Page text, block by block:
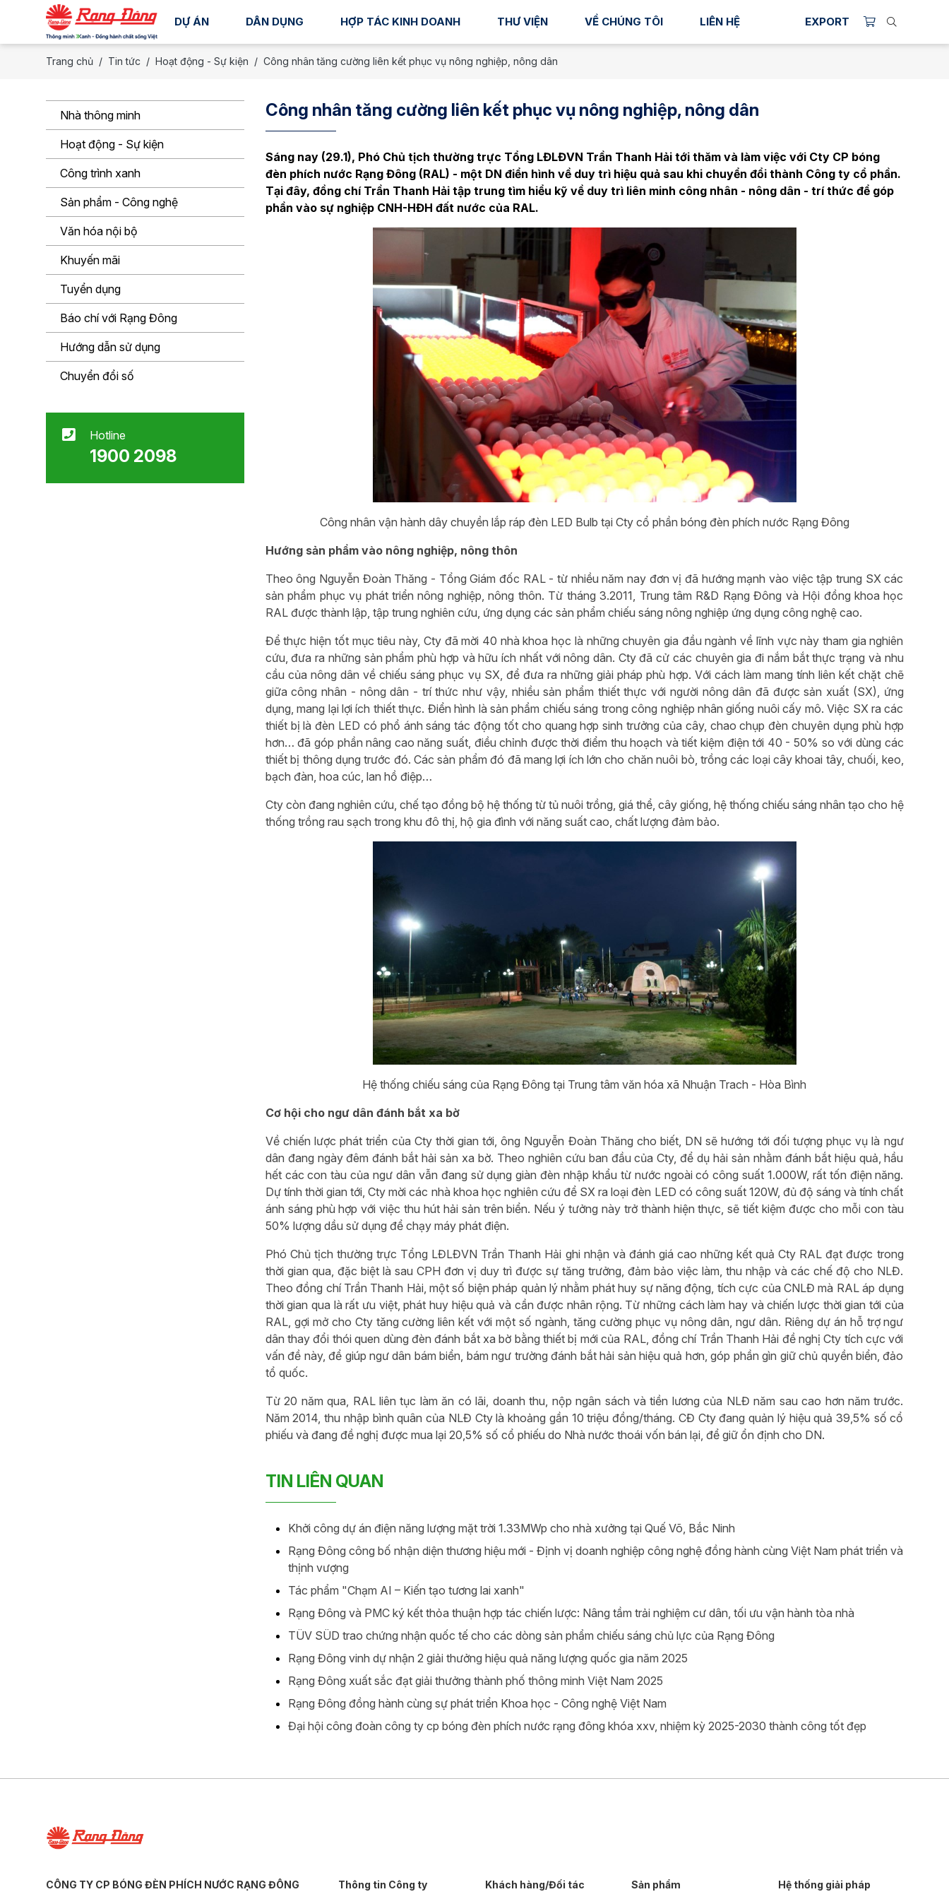
DỰ ÁN DÂN DỤNG HỢP TÁC KINH DOANH THƯ VIỆN VỀ CHÚNG TÔI LIÊN HỆ EXPORT
Trang chủ Tin tức Hoạt động - Sự kiện Công nhân tăng cường liên kết phục vụ nông nghiệp, nông dân
Công nhân tăng cường liên kết phục vụ nông nghiệp, nông dân
Sáng nay (29.1), Phó Chủ tịch thường trực Tổng LĐLĐVN Trần Thanh Hải tới thăm và làm việc với Cty CP bóng
đèn phích nước Rạng Đông (RAL) - một DN điển hình về duy trì hiệu quả sau khi chuyển đổi thành Công ty cổ phần.
Tại đây, đồng chí Trần Thanh Hải tập trung tìm hiểu kỹ về duy trì liên minh công nhân - nông dân - trí thức để góp
phần vào sự nghiệp CNH-HĐH đất nước của RAL.
Công nhân vận hành dây chuyền lắp ráp đèn LED Bulb tại Cty cổ phần bóng đèn phích nước Rạng Đông
Hướng sản phẩm vào nông nghiệp, nông thôn
Theo ông Nguyễn Đoàn Thăng - Tổng Giám đốc RAL - từ nhiều năm nay đơn vị đã hướng mạnh vào việc tập trung SX các
sản phẩm phục vụ phát triển nông nghiệp, nông thôn. Từ tháng 3.2011, Trung tâm R&D Rạng Đông và Hội đồng khoa học
RAL được thành lập, tập trung nghiên cứu, ứng dụng các sản phẩm chiếu sáng nông nghiệp ứng dụng công nghệ cao.
Để thực hiện tốt mục tiêu này, Cty đã mời 40 nhà khoa học là những chuyên gia đầu ngành về lĩnh vực này tham gia nghiên
cứu, đưa ra những sản phẩm phù hợp và hữu ích nhất với nông dân. Cty đã cử các chuyên gia đi nắm bắt thực trạng và nhu
cầu của nông dân về chiếu sáng phục vụ SX, để đưa ra những giải pháp phù hợp. Với cách làm mang tính liên kết chặt chẽ
giữa công nhân - nông dân - trí thức như vậy, nhiều sản phẩm thiết thực với người nông dân đã được sản xuất (SX), ứng
dụng, mang lại lợi ích thiết thực. Điển hình là sản phẩm chiếu sáng trong công nghiệp nhân giống nuôi cấy mô. Việc SX ra các
thiết bị là đèn LED có phổ ánh sáng tác động tốt cho quang hợp sinh trưởng của cây, chao chụp đèn chuyên dụng phù hợp
hơn… đã góp phần nâng cao năng suất, điều chỉnh được thời điểm thu hoạch và tiết kiệm điện tới 40 - 50% so với dùng các
thiết bị thông dụng trước đó. Các sản phẩm đó đã mang lợi ích lớn cho chăn nuôi bò, trồng các loại cây khoai tây, chuối, keo,
bạch đàn, hoa cúc, lan hồ điệp…
Cty còn đang nghiên cứu, chế tạo đồng bộ hệ thống từ tủ nuôi trồng, giá thể, cây giống, hệ thống chiếu sáng nhân tạo cho hệ
thống trồng rau sạch trong khu đô thị, hộ gia đình với năng suất cao, chất lượng đảm bảo.
Hệ thống chiếu sáng của Rạng Đông tại Trung tâm văn hóa xã Nhuận Trach - Hòa Bình
Cơ hội cho ngư dân đánh bắt xa bờ
Về chiến lược phát triển của Cty thời gian tới, ông Nguyễn Đoàn Thăng cho biết, DN sẽ hướng tới đối tượng phục vụ là ngư
dân đang ngày đêm đánh bắt hải sản xa bờ. Theo nghiên cứu ban đầu của Cty, để dụ hải sản nhằm đánh bắt hiệu quả, hầu
hết các con tàu của ngư dân vẫn đang sử dụng giàn đèn nhập khẩu từ nước ngoài có công suất 1.000W, rất tốn điện năng.
Dự tính thời gian tới, Cty mời các nhà khoa học nghiên cứu để SX ra loại đèn LED có công suất 120W, đủ độ sáng và tính chất
ánh sáng phù hợp với việc thu hút hải sản trên biển. Nếu ý tưởng này trở thành hiện thực, sẽ tiết kiệm được cho mỗi con tàu
50% lượng dầu sử dụng để chạy máy phát điện.
Phó Chủ tịch thường trực Tổng LĐLĐVN Trần Thanh Hải ghi nhận và đánh giá cao những kết quả Cty RAL đạt được trong
thời gian qua, đặc biệt là sau CPH đơn vị duy trì được sự tăng trưởng, đảm bảo việc làm, thu nhập và các chế độ cho NLĐ.
Theo đồng chí Trần Thanh Hải, một số biện pháp quản lý nhằm phát huy sự năng động, tích cực của CNLĐ mà RAL áp dụng
thời gian qua là rất ưu việt, phát huy hiệu quả và cần được nhân rộng. Từ những cách làm hay và chiến lược thời gian tới của
RAL, gợi mở cho Cty tăng cường liên kết với một số ngành, tăng cường phục vụ nông dân, ngư dân. Riêng dự án hỗ trợ ngư
dân thay đổi thói quen dùng đèn đánh bắt xa bờ bằng thiết bị mới của RAL, đồng chí Trần Thanh Hải đề nghị Cty tích cực với
vấn đề này, để giúp ngư dân bám biển, bám ngư trường đánh bắt hải sản hiệu quả hơn, góp phần gìn giữ chủ quyền biển, đảo
tổ quốc.
Từ 20 năm qua, RAL liên tục làm ăn có lãi, doanh thu, nộp ngân sách và tiền lương của NLĐ năm sau cao hơn năm trước.
Năm 2014, thu nhập bình quân của NLĐ Cty là khoảng gần 10 triệu đồng/tháng. CĐ Cty đang quản lý hiệu quả 39,5% số cổ
phiếu và đang đề nghị được mua lại 20,5% số cổ phiếu do Nhà nước thoái vốn bán lại, để giữ ổn định cho DN.
TIN LIÊN QUAN
Khởi công dự án điện năng lượng mặt trời 1.33MWp cho nhà xưởng tại Quế Võ, Bắc Ninh
Rạng Đông công bố nhận diện thương hiệu mới - Định vị doanh nghiệp công nghệ đồng hành cùng Việt Nam phát triển và
thịnh vượng
Tác phẩm "Chạm AI – Kiến tạo tương lai xanh"
Rạng Đông và PMC ký kết thỏa thuận hợp tác chiến lược: Nâng tầm trải nghiệm cư dân, tối ưu vận hành tòa nhà
TÜV SÜD trao chứng nhận quốc tế cho các dòng sản phẩm chiếu sáng chủ lực của Rạng Đông
Rạng Đông vinh dự nhận 2 giải thưởng hiệu quả năng lượng quốc gia năm 2025
Rạng Đông xuất sắc đạt giải thưởng thành phố thông minh Việt Nam 2025
Rạng Đông đồng hành cùng sự phát triển Khoa học - Công nghệ Việt Nam
Đại hội công đoàn công ty cp bóng đèn phích nước rạng đông khóa xxv, nhiệm kỳ 2025-2030 thành công tốt đẹp
Nhà thông minh
Hoạt động - Sự kiện
Công trình xanh
Sản phẩm - Công nghệ
Văn hóa nội bộ
Khuyến mãi
Tuyển dụng
Báo chí với Rạng Đông
Hướng dẫn sử dụng
Chuyển đổi số
Hotline
1900 2098
CÔNG TY CP BÓNG ĐÈN PHÍCH NƯỚC RẠNG ĐÔNG Thông tin Công ty Khách hàng/Đối tác Sản phẩm Hệ thống giải pháp